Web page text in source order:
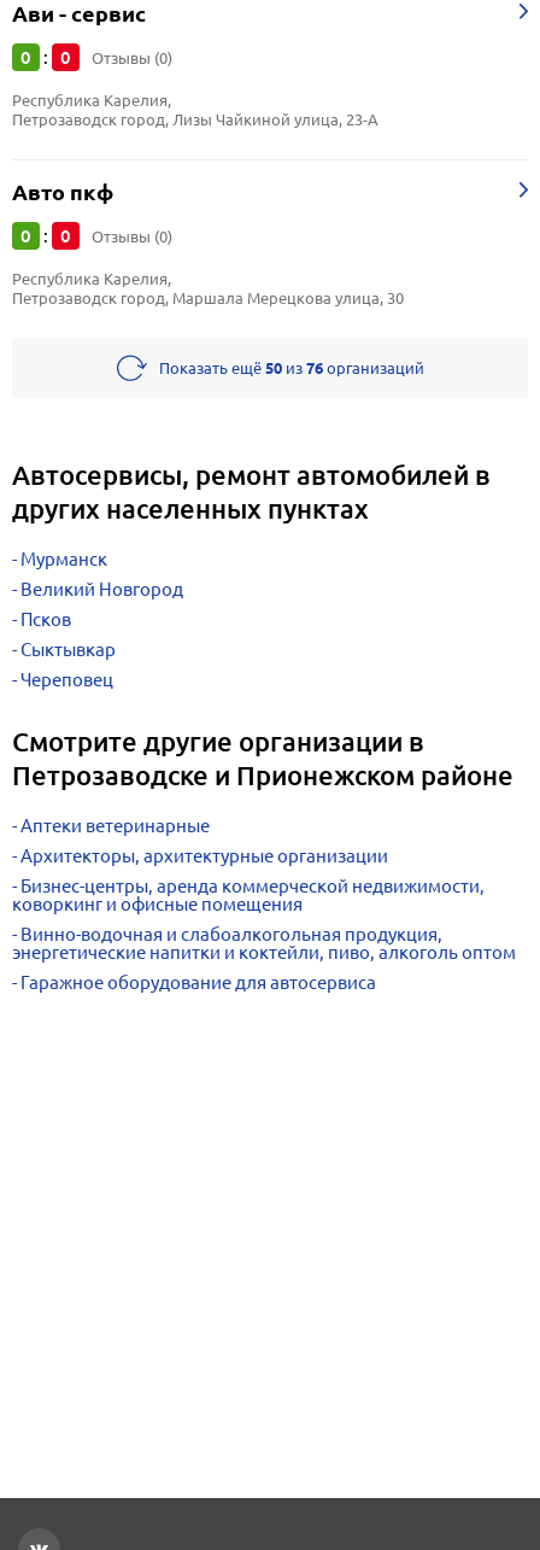
Ави - сервис
0 : 0 Отзывы (0)
Республика Карелия,
Петрозаводск город, Лизы Чайкиной улица, 23-А
Авто пкф
0 : 0 Отзывы (0)
Республика Карелия,
Петрозаводск город, Маршала Мерецкова улица, 30
Показать ещё50из76организаций
Автосервисы, ремонт автомобилей в
других населенных пунктах
Мурманск
Великий Новгород
Псков
Сыктывкар
Череповец
Смотрите другие организации в
Петрозаводске и Прионежском районе
Аптеки ветеринарные
Архитекторы, архитектурные организации
Бизнес-центры, аренда коммерческой недвижимости,
коворкинг и офисные помещения
Винно-водочная и слабоалкогольная продукция,
энергетические напитки и коктейли, пиво, алкоголь оптом
Гаражное оборудование для автосервиса